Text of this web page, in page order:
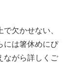
欠かせない、
には箸休めにぴ
ながら詳しくご